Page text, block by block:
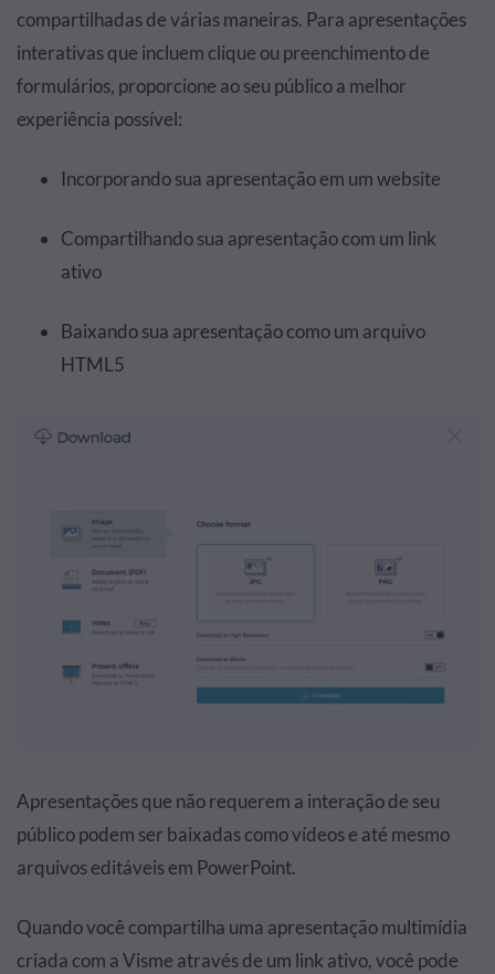
compartilhadas de várias maneiras. Para apresentações
interativas que incluem clique ou preenchimento de
formulários, proporcione ao seu público a melhor
experiência possível:
Incorporando sua apresentação em um website
Compartilhando sua apresentação com um link
ativo
Baixando sua apresentação como um arquivo
HTML5
Apresentações que não requerem a interação de seu
público podem ser baixadas como vídeos e até mesmo
arquivos editáveis em PowerPoint.
Quando você compartilha uma apresentação multimídia
criada com a Visme através de um link ativo, você pode